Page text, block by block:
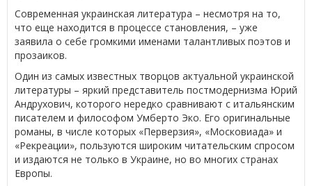
Современная украинская литература – несмотря на то,
что еще находится в процессе становления, – уже
заявила о себе громкими именами талантливых поэтов и
прозаиков.
Один из самых известных творцов актуальной украинской
литературы – яркий представитель постмодернизма Юрий
Андрухович, которого нередко сравнивают с итальянским
писателем и философом Умберто Эко. Его оригинальные
романы, в числе которых «Перверзия», «Московиада» и
«Рекреации», пользуются широким читательским спросом
и издаются не только в Украине, но во многих странах
Европы.